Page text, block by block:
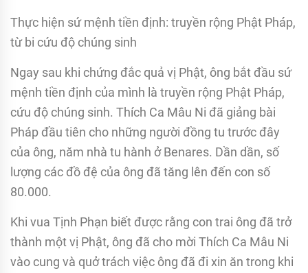
Thực hiện sứ mệnh tiền định: truyền rộng Phật Pháp,
từ bi cứu độ chúng sinh
Ngay sau khi chứng đắc quả vị Phật, ông bắt đầu sứ
mệnh tiền định của mình là truyền rộng Phật Pháp,
cứu độ chúng sinh. Thích Ca Mâu Ni đã giảng bài
Pháp đầu tiên cho những người đồng tu trước đây
của ông, năm nhà tu hành ở Benares. Dần dần, số
lượng các đồ đệ của ông đã tăng lên đến con số
80.000.
Khi vua Tịnh Phạn biết được rằng con trai ông đã trở
thành một vị Phật, ông đã cho mời Thích Ca Mâu Ni
vào cung và quở trách việc ông đã đi xin ăn trong khi